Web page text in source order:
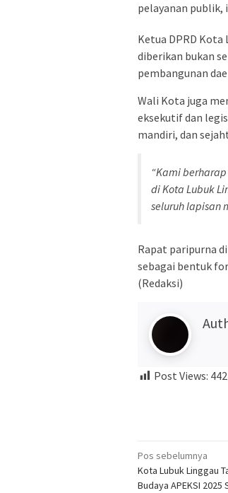
pelayanan publik,
Ketua DPRD
diberikan bukan
pembangunan
Wali Kota juga
eksekutif dan
mandiri, dan
“Kami
di Kota Lubuk
seluruh lapisan
Rapat paripurna
sebagai bentuk
(Redaksi)
Post Views: 442
Navigasi
pos
Pos sebelumnya
Kota Lubuk Linggau
Budaya APEKSI 2025